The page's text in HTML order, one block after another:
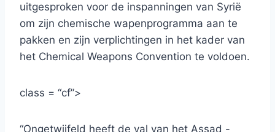
uitgesproken voor de inspanningen van Syrië
om zijn chemische wapenprogramma aan te
pakken en zijn verplichtingen in het kader van
het Chemical Weapons Convention te voldoen.
class = “cf”>
“Ongetwijfeld heeft de val van het Assad -